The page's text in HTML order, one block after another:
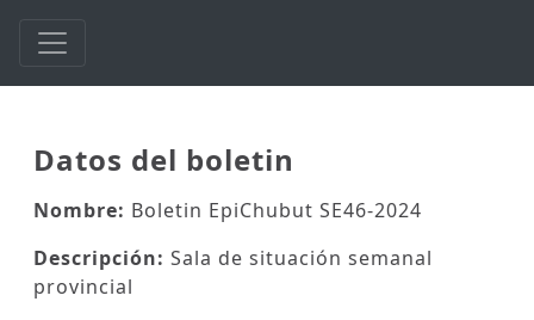
Datos del boletin
Nombre: Boletin EpiChubut SE46-2024
Descripción: Sala de situación semanal
provincial